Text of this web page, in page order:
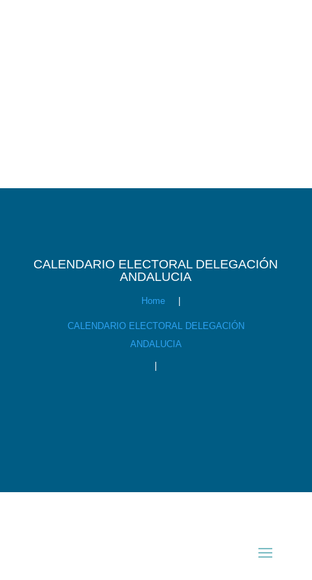
CALENDARIO ELECTORAL DELEGACIÓN
ANDALUCIA
Home
CALENDARIO ELECTORAL DELEGACIÓN
ANDALUCIA